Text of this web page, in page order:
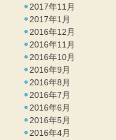
2017年11月
2017年1月
2016年12月
2016年11月
2016年10月
2016年9月
2016年8月
2016年7月
2016年6月
2016年5月
2016年4月